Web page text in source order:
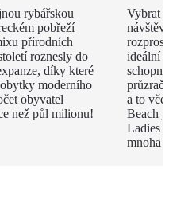
rybářskou
pobřeží
přírodních
roznesly do
díky které
moderního
obyvatel
než půl milionu!
Vybrat
ideální
a to
Beach
Ladies
mnoha